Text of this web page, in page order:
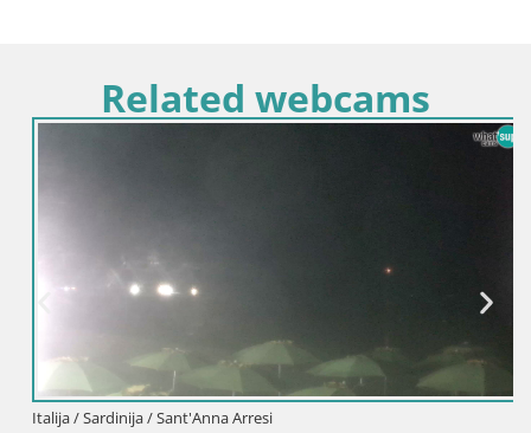
Related webcams
Italija / Sardinija / Sant'Anna Arresi